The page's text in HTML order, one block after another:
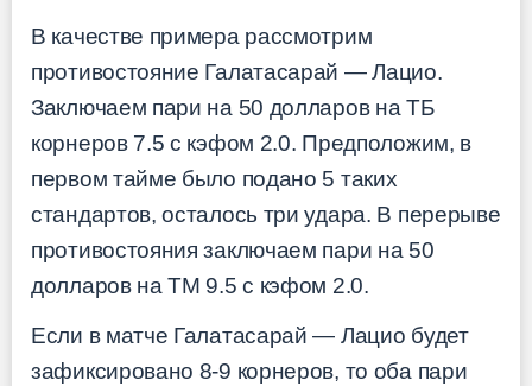
В качестве примера рассмотрим
противостояние Галатасарай — Лацио.
Заключаем пари на 50 долларов на ТБ
корнеров 7.5 с кэфом 2.0. Предположим, в
первом тайме было подано 5 таких
стандартов, осталось три удара. В перерыве
противостояния заключаем пари на 50
долларов на ТМ 9.5 с кэфом 2.0.
Если в матче Галатасарай — Лацио будет
зафиксировано 8-9 корнеров, то оба пари